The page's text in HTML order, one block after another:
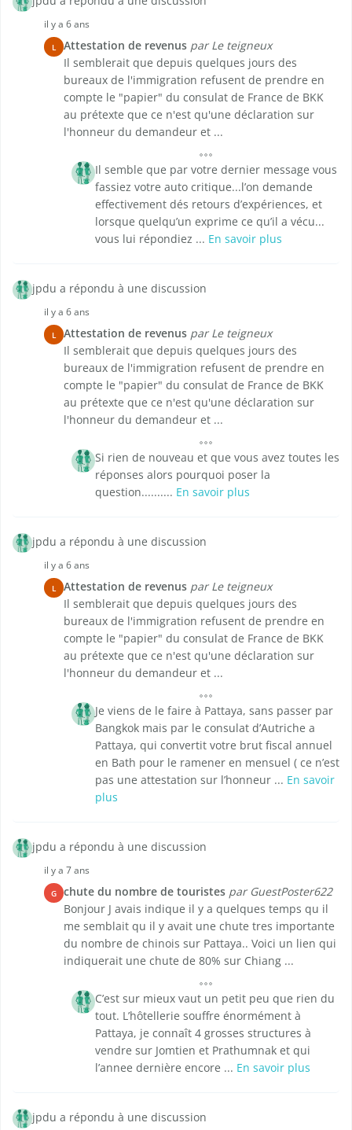
il y a 6 ans
L Attestation de revenus par Le teigneux
Il semblerait que depuis quelques jours des
bureaux de l'immigration refusent de prendre en
compte le "papier" du consulat de France de BKK
au prétexte que ce n'est qu'une déclaration sur
l'honneur du demandeur et ...
Il semble que par votre dernier message vous
fassiez votre auto critique...l’on demande
effectivement dés retours d’expériences, et
lorsque quelqu’un exprime ce qu’il a vécu...
vous lui répondiez ... En savoir plus
jpdu a répondu à une discussion
il y a 6 ans
L Attestation de revenus par Le teigneux
Il semblerait que depuis quelques jours des
bureaux de l'immigration refusent de prendre en
compte le "papier" du consulat de France de BKK
au prétexte que ce n'est qu'une déclaration sur
l'honneur du demandeur et ...
Si rien de nouveau et que vous avez toutes les
réponses alors pourquoi poser la
question.......... En savoir plus
jpdu a répondu à une discussion
il y a 6 ans
L Attestation de revenus par Le teigneux
Il semblerait que depuis quelques jours des
bureaux de l'immigration refusent de prendre en
compte le "papier" du consulat de France de BKK
au prétexte que ce n'est qu'une déclaration sur
l'honneur du demandeur et ...
Je viens de le faire à Pattaya, sans passer par
Bangkok mais par le consulat d’Autriche a
Pattaya, qui convertit votre brut fiscal annuel
en Bath pour le ramener en mensuel ( ce n’est
pas une attestation sur l’honneur ... En savoir
plus
jpdu a répondu à une discussion
il y a 7 ans
G chute du nombre de touristes par GuestPoster622
Bonjour J avais indique il y a quelques temps qu il
me semblait qu il y avait une chute tres importante
du nombre de chinois sur Pattaya.. Voici un lien qui
indiquerait une chute de 80% sur Chiang ...
C’est sur mieux vaut un petit peu que rien du
tout. L’hôtellerie souffre énormément à
Pattaya, je connaît 4 grosses structures à
vendre sur Jomtien et Prathumnak et qui
l’annee dernière encore ... En savoir plus
jpdu a répondu à une discussion